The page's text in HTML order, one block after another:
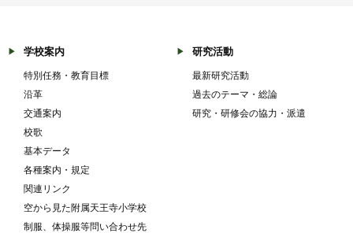
学校案内
特別任務・教育目標
沿革
交通案内
校歌
基本データ
各種案内・規定
関連リンク
空から見た附属天王寺小学校
制服、体操服等問い合わせ先
研究活動
最新研究活動
過去のテーマ・総論
研究・研修会の協力・派遣